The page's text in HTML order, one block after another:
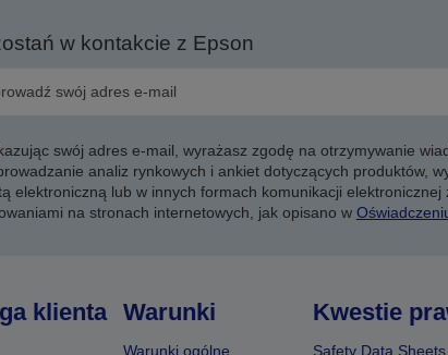
w kontakcie z Epson
swój adres e-mail, wyrażasz zgodę na otrzymywanie
analiz rynkowych i ankiet dotyczących produktów,
elektroniczną lub w innych formach komunikacji
na stronach internetowych, jak opisano w
klienta Warunki
Warunki ogólne
Kwestie
Safety Data Sheets